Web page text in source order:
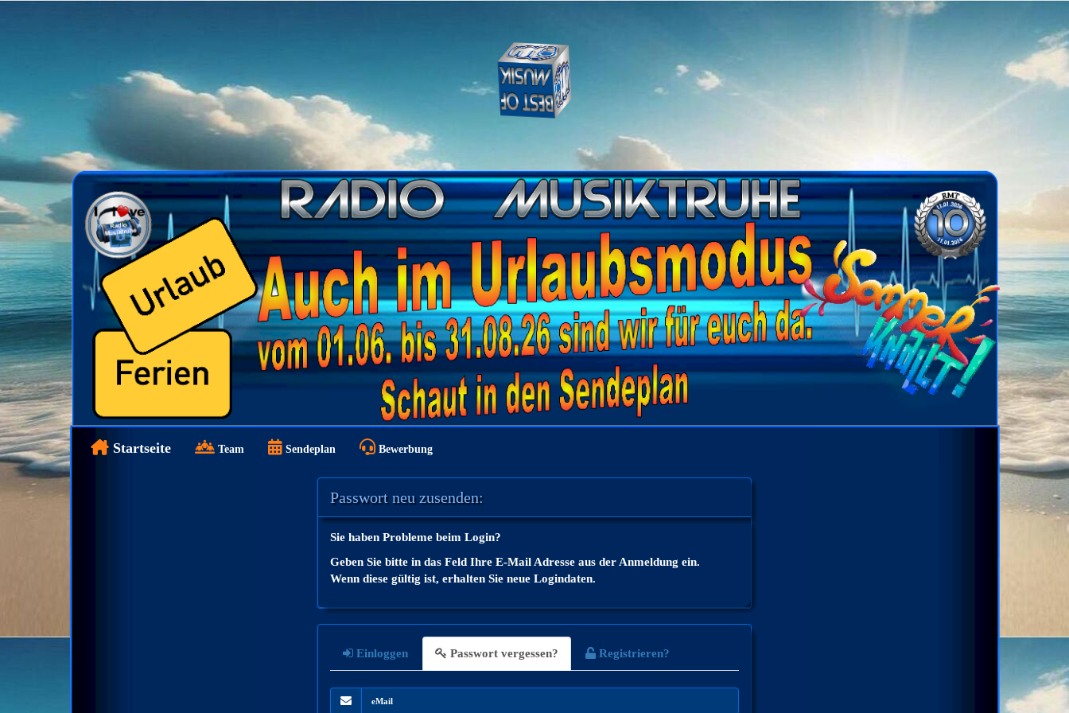
Startseite Team Sendeplan Bewerbung
Passwort neu zusenden:
Sie haben Probleme beim Login?
Geben Sie bitte in das Feld Ihre E-Mail Adresse aus der Anmeldung ein.
Wenn diese gültig ist, erhalten Sie neue Logindaten.
Einloggen Passwort vergessen? Registrieren?